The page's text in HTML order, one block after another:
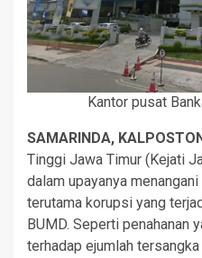
Kantor pusat
SAMARINDA,
Tinggi Jawa Timur (Kejati
dalam upayanya
terutama korupsi yang
BUMD. Seperti penahanan
terhadap ejumlah